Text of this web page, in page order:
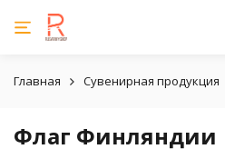
Главная Сувенирная продукция
Флаг Финляндии